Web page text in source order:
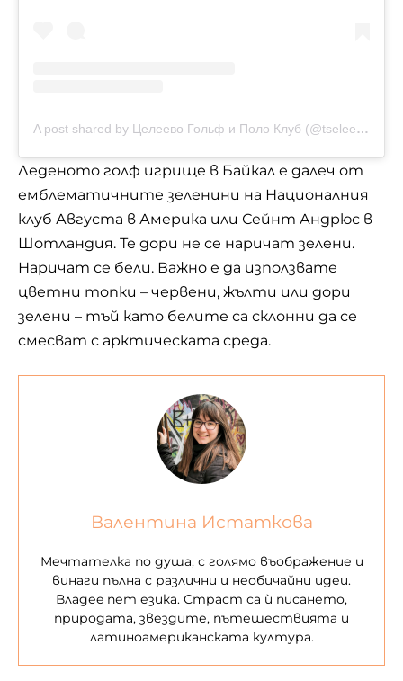
A post shared by Целеево Гольф и Поло Клуб (@tseleevo_club)
Леденото голф игрище в Байкал е далеч от
емблематичните зеленини на Националния
клуб Августа в Америка или Сейнт Андрюс в
Шотландия. Те дори не се наричат зелени.
Наричат се бели. Важно е да използвате
цветни топки – червени, жълти или дори
зелени – тъй като белите са склонни да се
смесват с арктическата среда.
Валентина Истаткова
Мечтателка по душа, с голямо въображение и
винаги пълна с различни и необичайни идеи.
Владеe пет езика. Страст са ѝ писането,
природата, звездите, пътешествията и
латиноамериканската култура.